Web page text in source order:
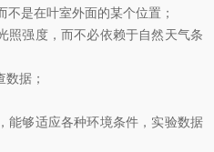
是在叶室外面的某个位置；
强度，而不必依赖于自然天气条
据；
够适应各种环境条件，实验数据